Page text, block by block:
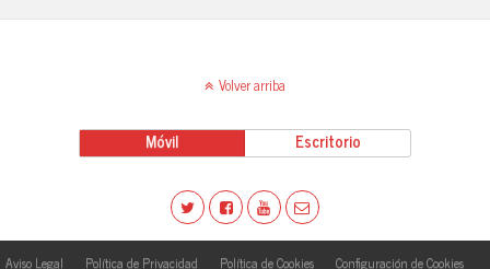
Volver arriba
Móvil Escritorio
Aviso Legal Política de Privacidad Política de Cookies Configuración de Cookies